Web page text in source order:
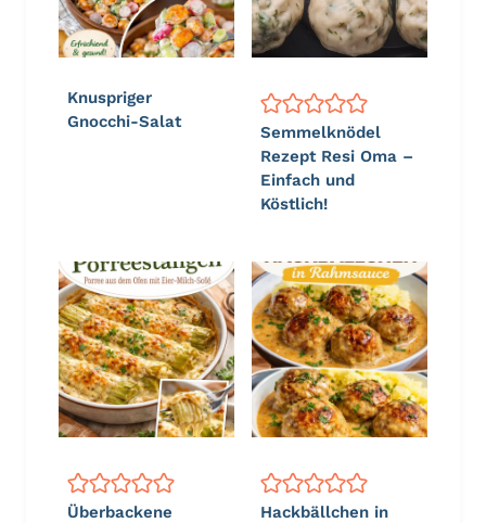
Knuspriger
Gnocchi-Salat
Semmelknödel
Rezept Resi Oma –
Einfach und
Köstlich!
Überbackene
Hackbällchen in